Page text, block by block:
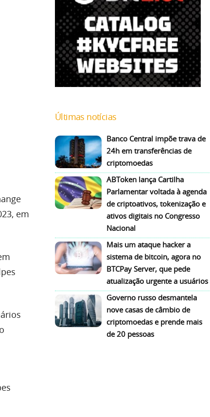
em
Últimas notícias
Banco Central impõe trava de
24h em transferências de
criptomoedas
ABToken lança Cartilha
Parlamentar voltada à agenda
de criptoativos, tokenização e
ativos digitais no Congresso
Nacional
Mais um ataque hacker a
sistema de bitcoin, agora no
BTCPay Server, que pede
atualização urgente a usuários
Governo russo desmantela
nove casas de câmbio de
criptomoedas e prende mais
de 20 pessoas